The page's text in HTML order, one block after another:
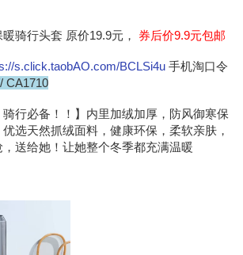
骑行头套 原价19.9元， 券后价9.9元包邮
s.click.taobAO.com/BCLSi4u 手机淘口令
CA1710
骑行必备！！】内里加绒加厚，防风御寒保
选天然抓绒面料，健康环保，柔软亲肤，
送给她！让她整个冬季都充满温暖